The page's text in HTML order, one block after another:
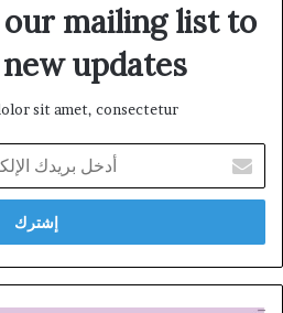
mailing list to
updates!
sit amet, consectetur.
بريدك
الإلكتروني